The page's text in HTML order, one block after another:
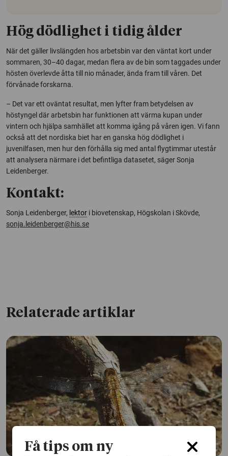
Hög dödlighet i tidig ålder
När det gäller livslängden hos arbetsbin var den väntat kort under
sommaren, 30–40 dagar, medan flera av de bin som taggades under
hösten överlevde åtta till nio månader, ända fram till våren. Det
förvånade forskarna.
– Det var ett oväntat resultat, men lyfter fram betydelsen av
höstyngel där arbetsbin har funktionen att värma kupan under
vintern och hjälpa samhället att komma igång på våren igen. Vi fann
också att det nordiska biet har en ganska hög dödlighet i
juvenilfasen, men hur den förhålla sig med antal flygtimmar utestår
att analysera närmare i det befintliga datasetet, säger Sonja
Leidenberger.
Kontakt:
Sonja Leidenberger, lektor i biovetenskap, Högskolan i Skövde,
sonja.leidenberger@his.se
Relaterade artiklar
Få tips om ny